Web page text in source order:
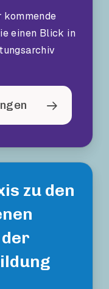
kommende
einen Blick in
zu den